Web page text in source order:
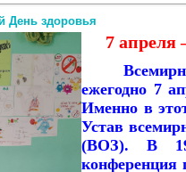
День здоровья
7 апреля
ежегодно 7
Именно в
Устав
(ВОЗ). В
конференция